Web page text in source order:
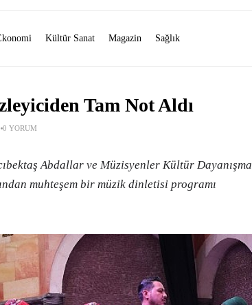
Kültür Sanat Magazin Sağlık
Tam Not Aldı
0 YORUM
Abdallar ve Müzisyenler Kültür Dayanışma
muhteşem bir müzik dinletisi programı